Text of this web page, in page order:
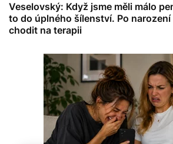
Veselovský: Když jsme měli málo
to do úplného šílenství. Po narození
chodit na terapii